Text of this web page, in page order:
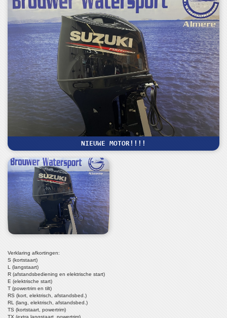
NIEUWE MOTOR!!!!
Verklaring afkortingen:
S (kortstaart)
L (langstaart)
R (afstandsbediening en elektrische start)
E (elektrische start)
T (powertrim en tilt)
RS (kort, elektrisch, afstandsbed.)
RL (lang, elektrisch, afstandsbed.)
TS (kortstaart, powertrim)
TX (extra langstaart, powertrim)